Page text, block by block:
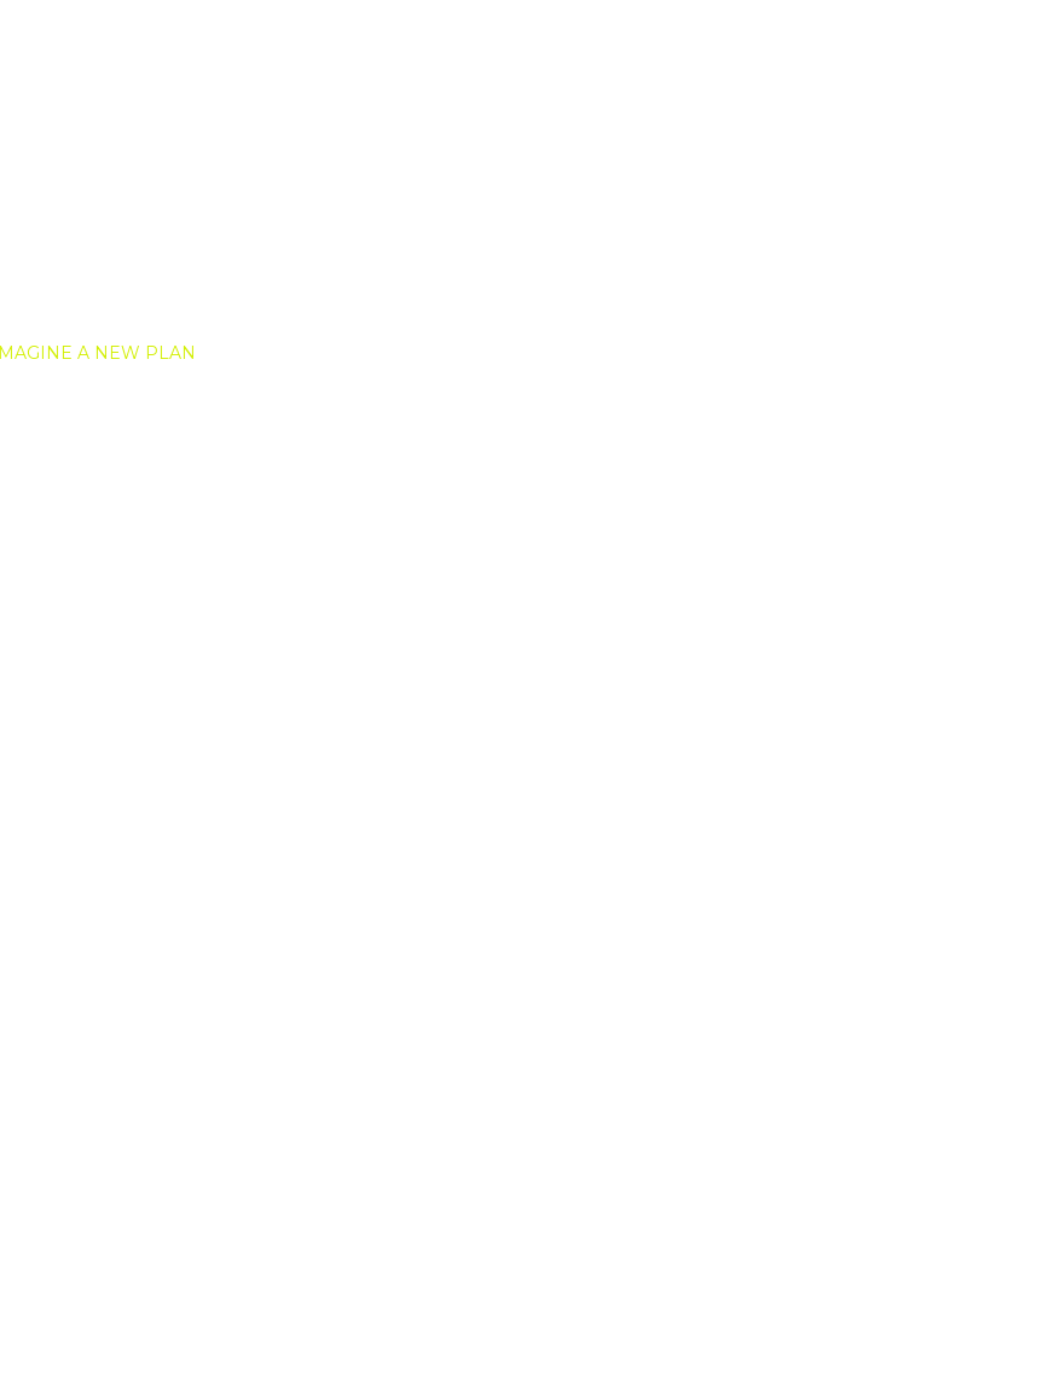
IMAGINE A NEW PLAN